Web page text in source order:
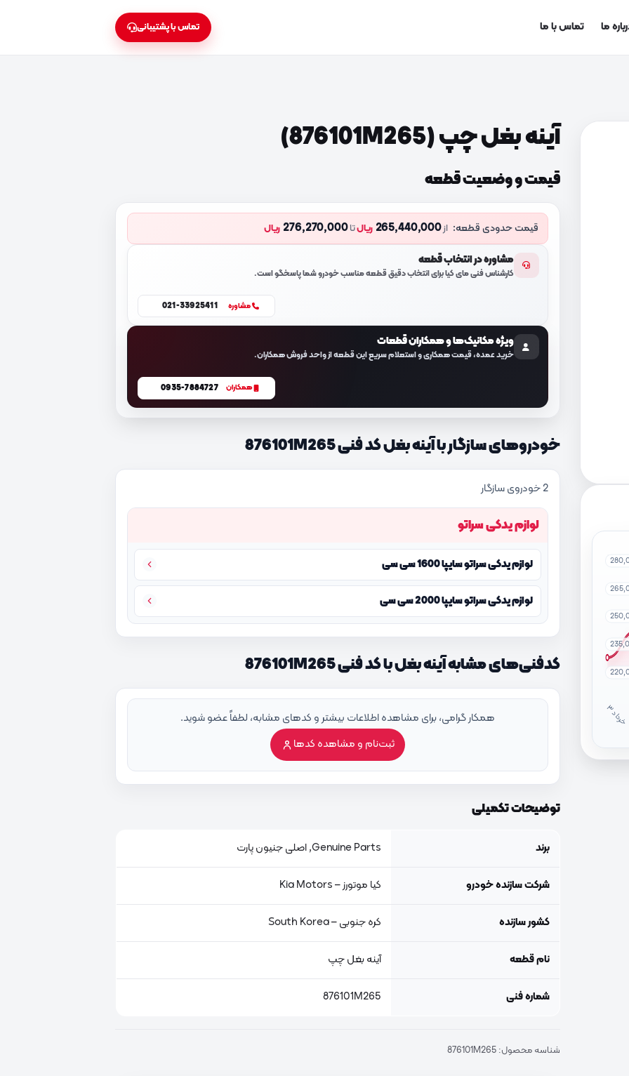
ما تماس با ما تماس با پشتیبانی
خ
ر
داد
۳
آینه بغل چپ (876101M265)
قیمت و وضعیت قطعه
قیمت حدودی قطعه: از265,440,000 ریالتا276,270,000 ریال
مشاوره در انتخاب قطعه
کارشناس فنی مای کیا برای انتخاب دقیق قطعه مناسب خودرو شما پاسخگو است.
مشاوره 021-33925411
ویژه مکانیک‌ها و همکاران قطعات
خرید عمده، قیمت همکاری و استعلام سریع این قطعه از واحد فروش همکاران.
همکاران 0935-7884727
خودروهای سازگار با آینه بغل کد فنی 876101M265
2 خودروی سازگار
لوازم یدکی سراتو
لوازم یدکی سراتو سایپا 1600 سی سی
لوازم یدکی سراتو سایپا 2000 سی سی
کدفنی‌های مشابه آینه بغل با کد فنی 876101M265
همکار گرامی، برای مشاهده اطلاعات بیشتر و کدهای مشابه، لطفاً عضو شوید.
ثبت‌نام و مشاهده کدها
توضیحات تکمیلی
برند Genuine Parts, اصلی جنیون پارت
شرکت سازنده خودرو کیا موتورز – Kia Motors
کشور سازنده کره جنوبی – South Korea
نام قطعه آینه بغل چپ
شماره فنی 876101M265
شناسه محصول:876101M265